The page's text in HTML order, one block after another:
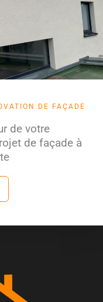
DE FAÇADE
de votre
de façade à